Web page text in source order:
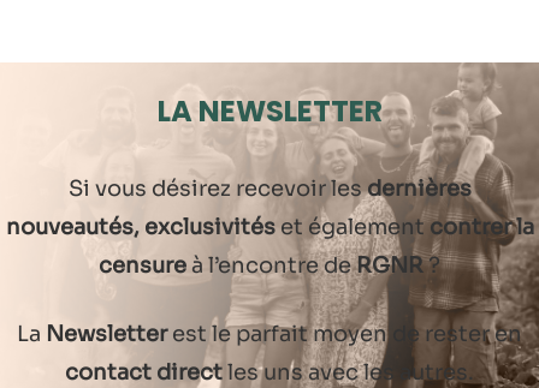
LA NEWSLETTER
Si vous désirez recevoir lesdernières
nouveautés, exclusivitéset également contrer la
censureà l’encontre deRGNR?
La Newsletterest le parfait moyen de rester en
contact directles uns avec les autres.